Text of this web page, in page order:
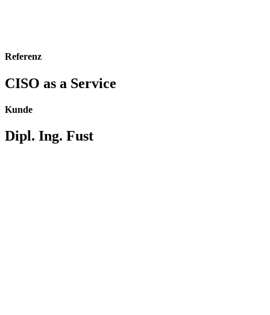
Referenz
CISO as a Service
Kunde
Dipl. Ing. Fust